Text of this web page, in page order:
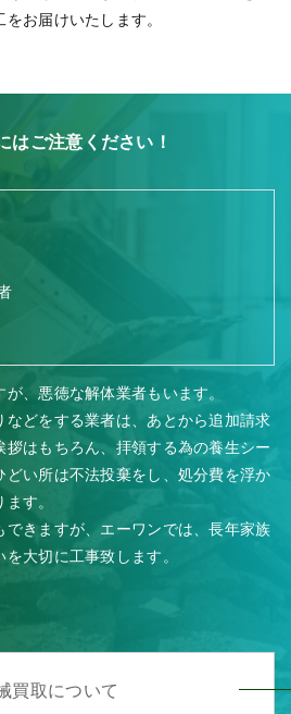
お届けいたします。
はご注意ください！
、悪徳な解体業者もいます。
どをする業者は、あとから追加請求
はもちろん、拝領する為の養生シー
どい所は不法投棄をし、処分費を浮か
す。
きますが、エーワンでは、長年家族
大切に工事致します。
買取について